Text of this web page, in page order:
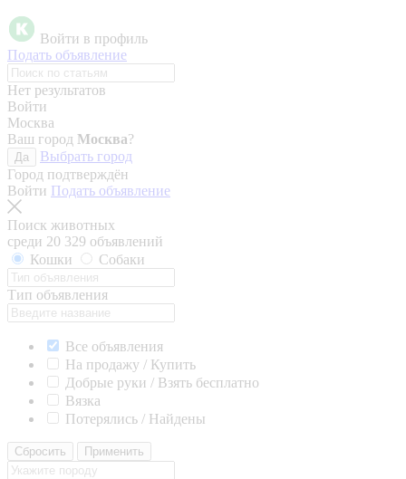
Войти в профиль
Подать объявление
Нет результатов
Войти
Москва
Ваш город Москва?
Да
Выбрать город
Город подтверждён
Войти Подать объявление
Поиск животных
среди 20 329 объявлений
Кошки
Собаки
Тип объявления
Все объявления
На продажу / Купить
Добрые руки / Взять бесплатно
Вязка
Потерялись / Найдены
Сбросить Применить